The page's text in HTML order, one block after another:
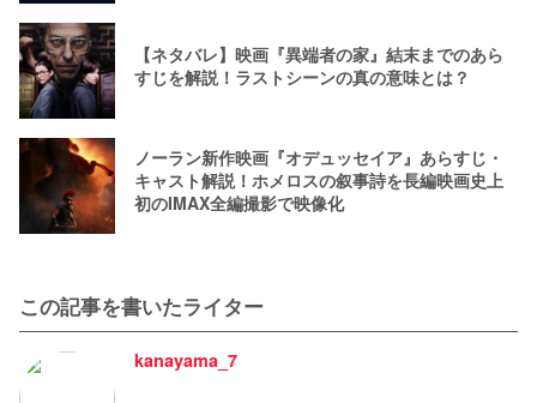
【ネタバレ】映画『異端者の家』結末までのあら
すじを解説！ラストシーンの真の意味とは？
ノーラン新作映画『オデュッセイア』あらすじ・
キャスト解説！ホメロスの叙事詩を長編映画史上
初のIMAX全編撮影で映像化
この記事を書いたライター
kanayama_7